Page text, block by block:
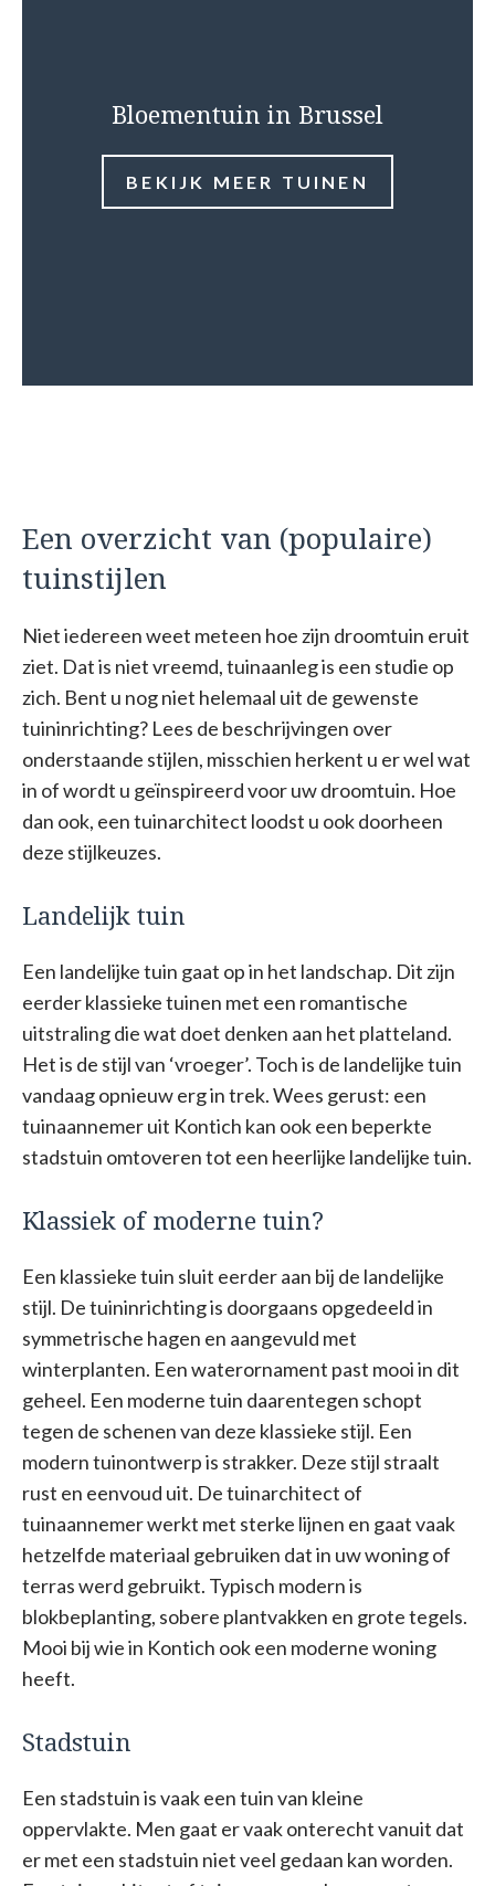
Bloementuin in Brussel
BEKIJK MEER TUINEN
Een overzicht van (populaire)
tuinstijlen
Niet iedereen weet meteen hoe zijn droomtuin eruit
ziet. Dat is niet vreemd, tuinaanleg is een studie op
zich. Bent u nog niet helemaal uit de gewenste
tuininrichting? Lees de beschrijvingen over
onderstaande stijlen, misschien herkent u er wel wat
in of wordt u geïnspireerd voor uw droomtuin. Hoe
dan ook, een tuinarchitect loodst u ook doorheen
deze stijlkeuzes.
Landelijk tuin
Een landelijke tuin gaat op in het landschap. Dit zijn
eerder klassieke tuinen met een romantische
uitstraling die wat doet denken aan het platteland.
Het is de stijl van ‘vroeger’. Toch is de landelijke tuin
vandaag opnieuw erg in trek. Wees gerust: een
tuinaannemer uit Kontich kan ook een beperkte
stadstuin omtoveren tot een heerlijke landelijke tuin.
Klassiek of moderne tuin?
Een klassieke tuin sluit eerder aan bij de landelijke
stijl. De tuininrichting is doorgaans opgedeeld in
symmetrische hagen en aangevuld met
winterplanten. Een waterornament past mooi in dit
geheel. Een moderne tuin daarentegen schopt
tegen de schenen van deze klassieke stijl. Een
modern tuinontwerp is strakker. Deze stijl straalt
rust en eenvoud uit. De tuinarchitect of
tuinaannemer werkt met sterke lijnen en gaat vaak
hetzelfde materiaal gebruiken dat in uw woning of
terras werd gebruikt. Typisch modern is
blokbeplanting, sobere plantvakken en grote tegels.
Mooi bij wie in Kontich ook een moderne woning
heeft.
Stadstuin
Een stadstuin is vaak een tuin van kleine
oppervlakte. Men gaat er vaak onterecht vanuit dat
er met een stadstuin niet veel gedaan kan worden.